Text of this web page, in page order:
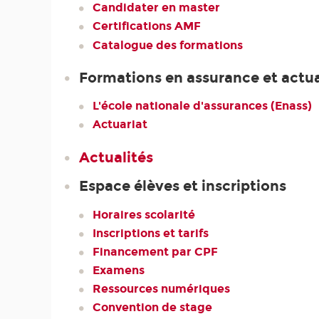
Candidater en master
Certifications AMF
Catalogue des formations
Formations en assurance et
L'école nationale d'assurances (Enass)
Actuariat
Actualités
Espace élèves et inscriptions
Horaires scolarité
Inscriptions et tarifs
Financement par CPF
Examens
Ressources numériques
Convention de stage